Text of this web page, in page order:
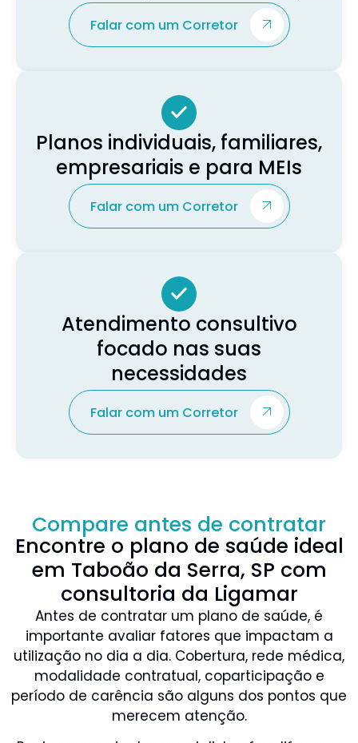
Falar com um Corretor
Planos individuais, familiares,
empresariais e para MEIs
Falar com um Corretor
Atendimento consultivo
focado nas suas
necessidades
Falar com um Corretor
Compare antes de contratar
Encontre o plano de saúde ideal
em Taboão da Serra, SP com
consultoria da Ligamar
Antes de contratar um plano de saúde, é
importante avaliar fatores que impactam a
utilização no dia a dia. Cobertura, rede médica,
modalidade contratual, coparticipação e
período de carência são alguns dos pontos que
merecem atenção.